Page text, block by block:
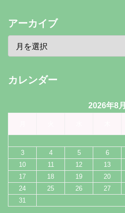
アーカイブ
カレンダー
2026年8月
3
4 5 6
10
11 12 13
17
18 19 20
24
25 26 27
31